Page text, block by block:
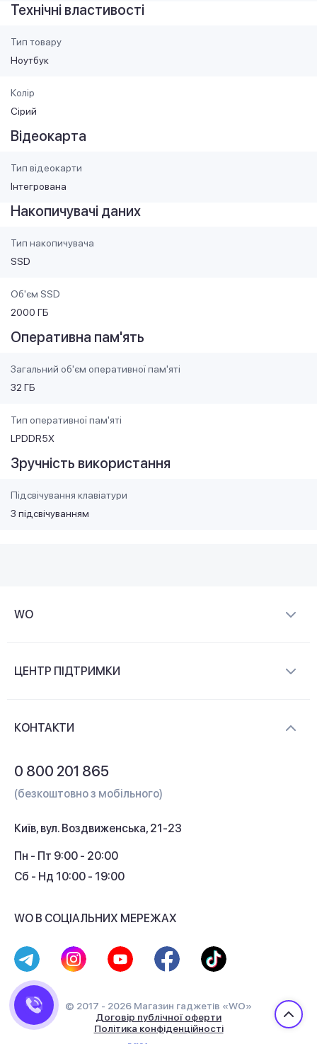
Технічні властивості
Тип товару
Ноутбук
Колір
Сірий
Відеокарта
Тип відеокарти
Інтегрована
Накопичувачі даних
Тип накопичувача
SSD
Об'єм SSD
2000 ГБ
Оперативна пам'ять
Загальний об'єм оперативної пам'яті
32 ГБ
Тип оперативної пам'яті
LPDDR5X
Зручність використання
Підсвічування клавіатури
З підсвічуванням
WO
Контакти
ЦЕНТР ПІДТРИМКИ
Кешбек
КОНТАКТИ
0 800 201 865
(безкоштовно з мобільного)
Київ, вул. Воздвиженська, 21-23
Пн - Пт 9:00 - 20:00
Сб - Нд 10:00 - 19:00
WO В СОЦІАЛЬНИХ МЕРЕЖАХ
© 2017 - 2026 Магазин гаджетів «WO»
Договір публічної оферти
Політика конфіденційності